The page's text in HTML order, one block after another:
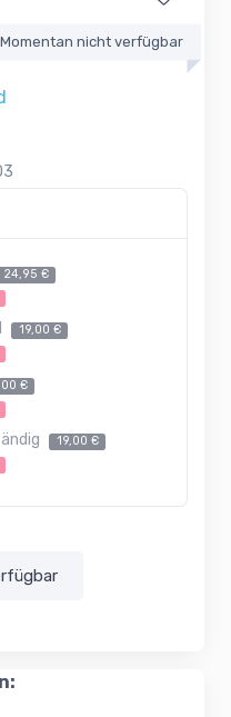
Momentan nicht verfügbar
24,95 €
19,00 €
€
19,00 €